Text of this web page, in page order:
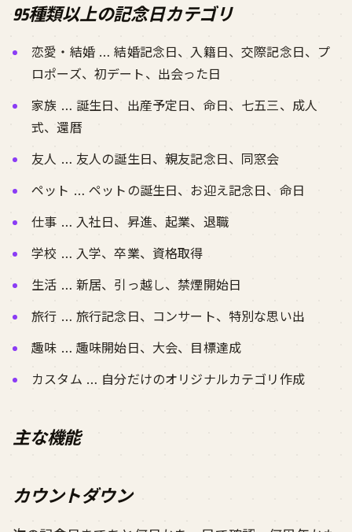
95種類以上の記念日カテゴリ
恋愛・結婚 … 結婚記念日、入籍日、交際記念日、プ
ロポーズ、初デート、出会った日
家族 … 誕生日、出産予定日、命日、七五三、成人
式、還暦
友人 … 友人の誕生日、親友記念日、同窓会
ペット … ペットの誕生日、お迎え記念日、命日
仕事 … 入社日、昇進、起業、退職
学校 … 入学、卒業、資格取得
生活 … 新居、引っ越し、禁煙開始日
旅行 … 旅行記念日、コンサート、特別な思い出
趣味 … 趣味開始日、大会、目標達成
カスタム … 自分だけのオリジナルカテゴリ作成
主な機能
カウントダウン